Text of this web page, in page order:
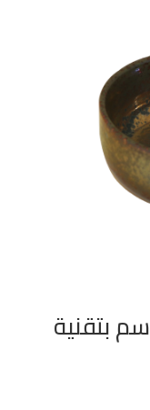
طاجن فخار صغير – 15 سم بتقنية